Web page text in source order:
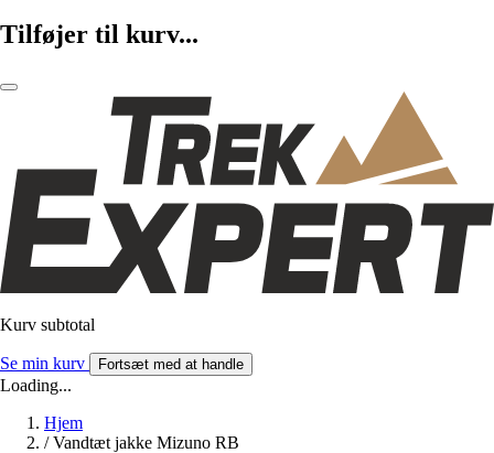
Tilføjer til kurv...
Kurv subtotal
Se min kurv Fortsæt med at handle
Loading...
Hjem
/ Vandtæt jakke Mizuno RB